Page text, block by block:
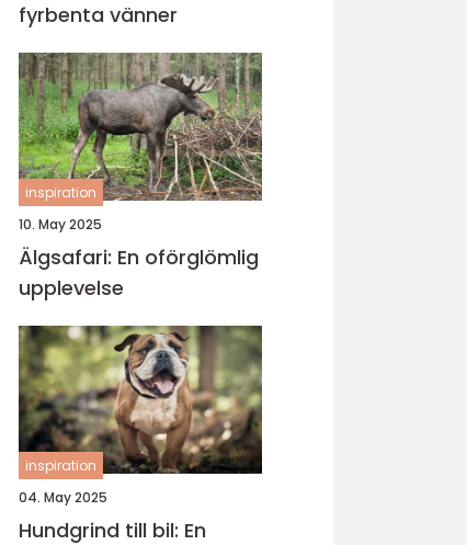
fyrbenta vänner
inspiration
10. May 2025
Älgsafari: En oförglömlig
upplevelse
inspiration
04. May 2025
Hundgrind till bil: En